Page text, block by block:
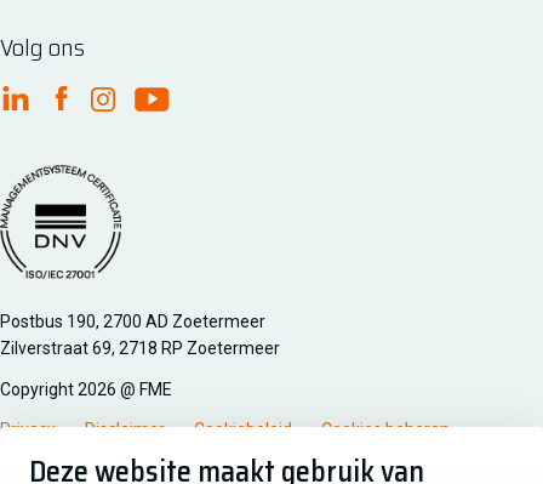
Deze website maakt gebruik van
Volg ons
FME Linkedin
FME Facebook
FME Instagram
FME Youtube
Managementsyteem certificatie DNV iso/iec 27001
Postbus 190, 2700 AD Zoetermeer
Zilverstraat 69, 2718 RP Zoetermeer
Copyright 2026 @ FME
Privacy Disclaimer Cookiebeleid Cookies beheren